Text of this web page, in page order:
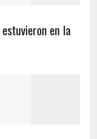
en la